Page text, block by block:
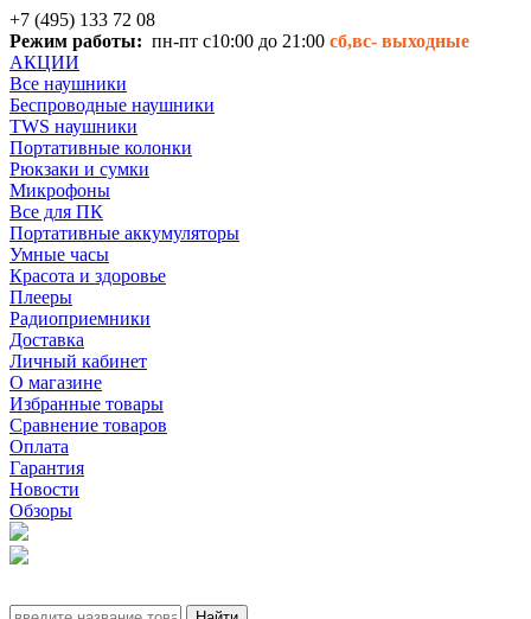
+7 (495) 133 72 08
Режим работы: пн-пт с10:00 до 21:00 сб,вс- выходные
АКЦИИ
Все наушники
Беспроводные наушники
TWS наушники
Портативные колонки
Рюкзаки и сумки
Микрофоны
Все для ПК
Портативные аккумуляторы
Умные часы
Красота и здоровье
Плееры
Радиоприемники
Доставка
Личный кабинет
О магазине
Избранные товары
Сравнение товаров
Оплата
Гарантия
Новости
Обзоры